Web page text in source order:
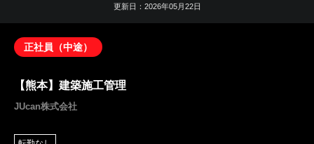
更新日：2026年05月22日
正社員（中途）
【熊本】建築施工管理
JUcan株式会社